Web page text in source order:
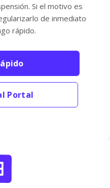
Si el motivo es
de inmediato
rápido.
Portal